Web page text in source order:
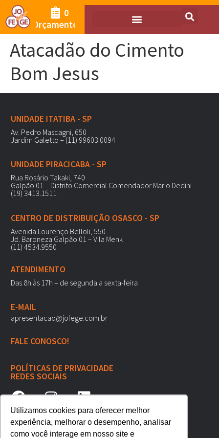
Utilizamos cookies para oferecer melhor
experiência, melhorar o desempenho, analisar
como você interage em nosso site e
Orçamento
0
Atacadão do Cimento
Bom Jesus
UNIDADE ITATIBA - SP
Av. Pedro Mascagni, 650
Jardim Galetto – (11) 99603.0094
UNIDADE PIRACICABA - SP
Rua Rosário Takaki, 740
Galpão 01 – Distrito Comercial Comendador Mario Dedini
(19) 3413.1511
CENTRO DE DISTRIBUIÇÃO OSASCO - SP
Avenida Lourenço Belloli, 550
Jd. Baroneza Galpão 01 – Vila Menk
(11) 4534.9550
ATENDIMENTO
Das 8h às 17h – de segunda a sexta-feira
E-MAIL
apresentacao@jofege.com.br
FALE CONOSCO!
POLÍTICAS DE PRIVACIDADE
REDES SOCIAIS